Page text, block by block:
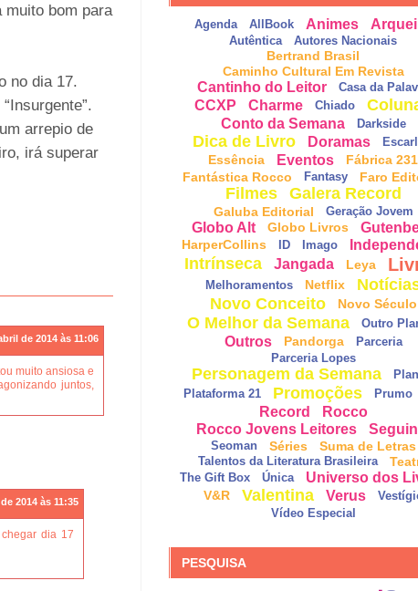
muito bom para
no dia 17.
arrepio de
irá superar
de 2014 às 11:06
muito ansiosa e
juntos,
2014 às 11:35
dia 17
Agenda AllBook Animes
Autêntica Autores Nacionais
Bertrand Brasil
Caminho Cultural Em Revista
Cantinho do Leitor Casa da
CCXP Charme Chiado
Conto da Semana Darkside
Dica de Livro Doramas
Essência Eventos
Fábrica 231
Fantástica Rocco
Fantasy Faro
Filmes Galera Record
Galuba Editorial Geração Jovem
Globo Alt Globo Livros
HarperCollins ID Imago
Intrínseca Jangada Leya
Melhoramentos Netflix
Novo Conceito
Novo Século
O Melhor da Semana Outro
Outros Pandorga
Parceria
Parceria Lopes
Personagem da Semana
Plataforma 21
Promoções Prumo
Record
Rocco
Rocco Jovens Leitores
Seoman Séries Suma de Letras
Talentos da Literatura Brasileira
The Gift Box Única Universo dos
V&R Valentina Verus
Vídeo Especial
PESQUISA